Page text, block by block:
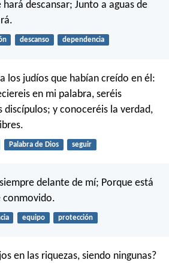
descansar; Junto a aguas de
descanso dependencia
los judíos que habían creído en él:
en mi palabra, seréis
discípulos; y conoceréis la verdad,
Palabra de Dios seguir
delante de mí; Porque está
conmovido.
equipo protección
en las riquezas, siendo ningunas?